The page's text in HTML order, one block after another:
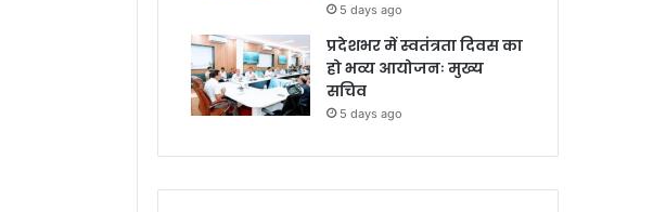
5 days ago
प्रदेशभर में स्वतंत्रता दिवस का
हो भव्य आयोजनः मुख्य
सचिव
5 days ago